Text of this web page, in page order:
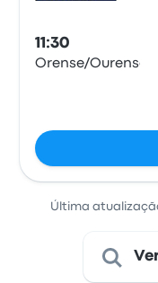
11:30
Orense/Ourense
Última